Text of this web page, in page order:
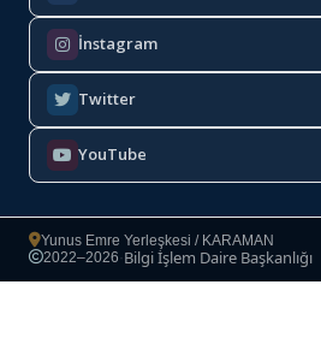
İnstagram
Twitter
YouTube
Yunus Emre Yerleşkesi / KARAMAN
Copyright
2022–2026·Bilgi İşlem Daire Başkanlığı